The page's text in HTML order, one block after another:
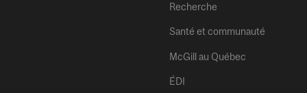
Recherche
Santé et communauté
McGill au Québec
ÉDI